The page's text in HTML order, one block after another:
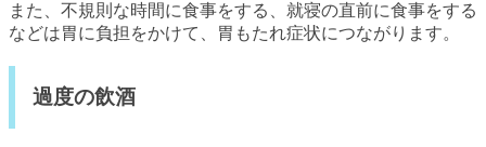
また、不規則な時間に食事をする、就寝の直前に食事をする
などは胃に負担をかけて、胃もたれ症状につながります。
過度の飲酒